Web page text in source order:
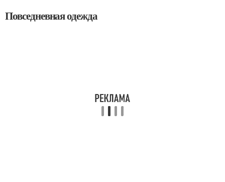
Повседневная одежда